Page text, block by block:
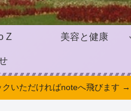
Z 美容と健康
いただければnoteへ飛びます →